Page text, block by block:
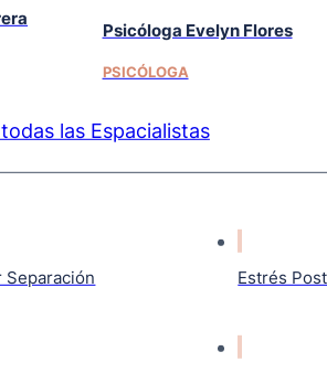
Psicóloga Evelyn Flores
PSICÓLOGA
las Espacialistas
Separación Estrés